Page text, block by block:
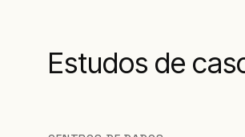
Estudos de